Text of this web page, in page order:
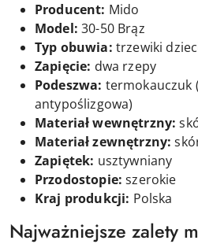
Producent: Mido
Model: 30-50 Brąz
Typ obuwia: trzewiki
Zapięcie: dwa rzepy
Podeszwa: termokauczuk
antypoślizgowa)
Materiał wewnętrzny:
Materiał zewnętrzny:
Zapiętek: usztywniany
Przodostopie: szerokie
Kraj produkcji: Polska
Najważniejsze zalety